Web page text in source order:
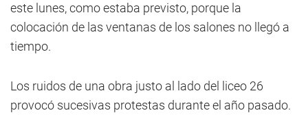
este lunes, como estaba previsto, porque la
colocación de las ventanas de los salones no llegó a
tiempo.
Los ruidos de una obra justo al lado del liceo 26
provocó sucesivas protestas durante el año pasado.